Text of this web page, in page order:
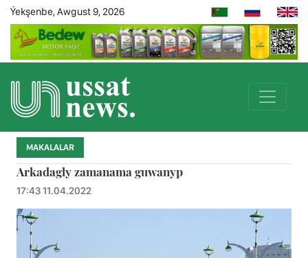
Ýekşenbe, Awgust 9, 2026
MAKALALAR
Arkadagly zamanama guwanyp
17:43 11.04.2022